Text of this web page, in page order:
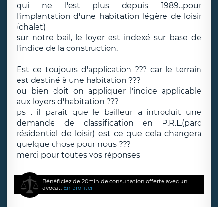
qui ne l'est plus depuis 1989...pour
l'implantation d'une habitation légère de loisir
(chalet)
sur notre bail, le loyer est indexé sur base de
l'indice de la construction.
Est ce toujours d'application ??? car le terrain
est destiné à une habitation ???
ou bien doit on appliquer l'indice applicable
aux loyers d'habitation ???
ps : il paraît que le bailleur a introduit une
demande de classification en P.R.L.(parc
résidentiel de loisir) est ce que cela changera
quelque chose pour nous ???
merci pour toutes vos réponses
Bénéficiez de 20min de consultation offerte avec un
avocat. En profiter